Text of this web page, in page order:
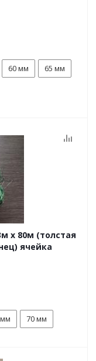
60 мм
65 мм
х 80м (толстая
ячейка
70 мм